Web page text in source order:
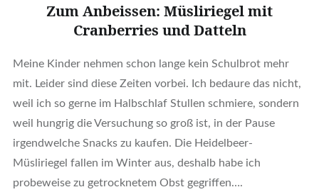
Zum Anbeissen: Müsliriegel mit
Cranberries und Datteln
Meine Kinder nehmen schon lange kein Schulbrot mehr
mit. Leider sind diese Zeiten vorbei. Ich bedaure das nicht,
weil ich so gerne im Halbschlaf Stullen schmiere, sondern
weil hungrig die Versuchung so groß ist, in der Pause
irgendwelche Snacks zu kaufen. Die Heidelbeer-
Müsliriegel fallen im Winter aus, deshalb habe ich
probeweise zu getrocknetem Obst gegriffen….